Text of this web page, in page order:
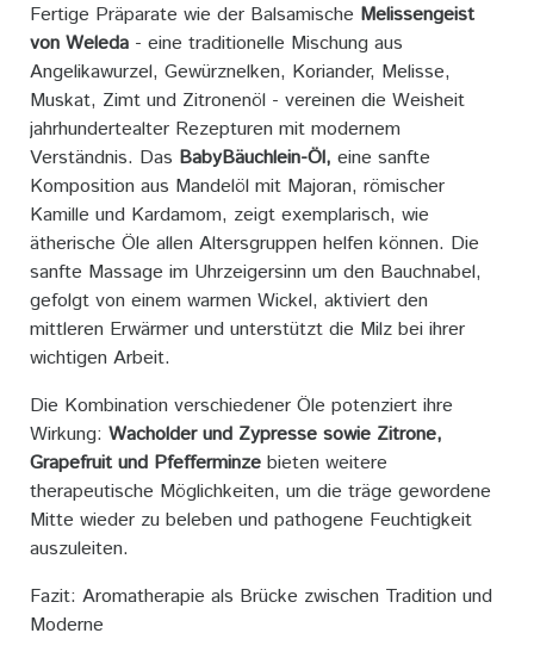
Fertige Präparate wie der Balsamische Melissengeist
von Weleda - eine traditionelle Mischung aus
Angelikawurzel, Gewürznelken, Koriander, Melisse,
Muskat, Zimt und Zitronenöl - vereinen die Weisheit
jahrhundertealter Rezepturen mit modernem
Verständnis. Das BabyBäuchlein-Öl, eine sanfte
Komposition aus Mandelöl mit Majoran, römischer
Kamille und Kardamom, zeigt exemplarisch, wie
ätherische Öle allen Altersgruppen helfen können. Die
sanfte Massage im Uhrzeigersinn um den Bauchnabel,
gefolgt von einem warmen Wickel, aktiviert den
mittleren Erwärmer und unterstützt die Milz bei ihrer
wichtigen Arbeit.
Die Kombination verschiedener Öle potenziert ihre
Wirkung: Wacholder und Zypresse sowie Zitrone,
Grapefruit und Pfefferminze bieten weitere
therapeutische Möglichkeiten, um die träge gewordene
Mitte wieder zu beleben und pathogene Feuchtigkeit
auszuleiten.
Fazit: Aromatherapie als Brücke zwischen Tradition und
Moderne